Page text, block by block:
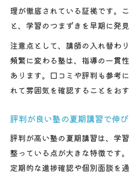
理が徹底されている証拠です。
と、学習のつまずきを早期に発
注意点として、講師の入れ替わ
頻繁に変わる塾は、指導の一貫
あります。口コミや評判も参考
れて雰囲気を確認することをおす
評判が良い塾の夏期講習で伸
評判が高い塾の夏期講習は、学
整っている点が大きな特徴です。
定期的な進捗確認や個別面談を